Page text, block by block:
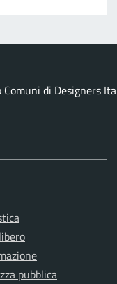
di Designers
pubblica